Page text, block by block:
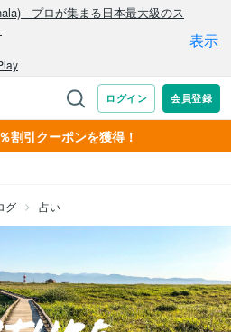
割引クーポンを獲得！
グ 占い